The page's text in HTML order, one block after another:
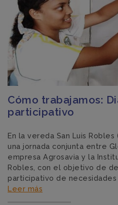
Cómo trabajamos:
participativo
En la vereda San Luis
una jornada conjunta entre
empresa Agrosavia y la
Robles, con el objetivo de
participativo de
Leer más